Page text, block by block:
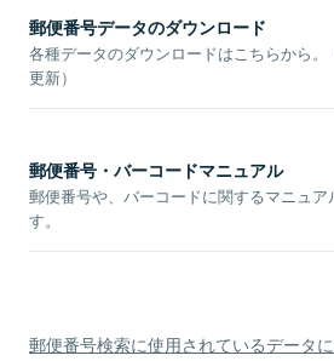
郵便番号データのダウンロード
各種データのダウンロードはこちらから。
更新）
郵便番号・バーコードマニュアル
郵便番号や、バーコードに関するマニュア
す。
郵便番号検索に使用されているデータ